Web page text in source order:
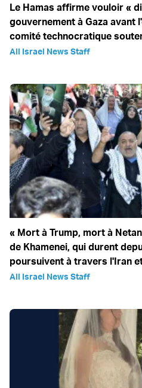
Le Hamas affirme vouloir «
gouvernement à Gaza avant
comité technocratique
All Israel News Staff
« Mort à Trump, mort à
de Khamenei, qui durent
poursuivent à travers l'Iran
All Israel News Staff